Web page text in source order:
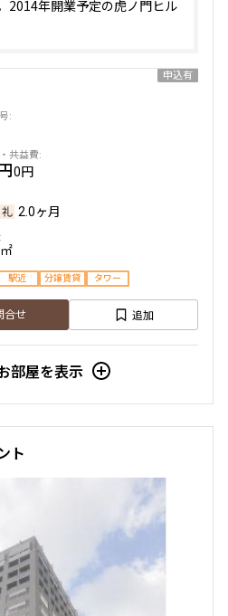
2014年開業予定の虎ノ門ヒル
申込有
0円
2.0ヶ月
駅近 分譲賃貸 タワー
合せ 追加
部屋を表示
ト